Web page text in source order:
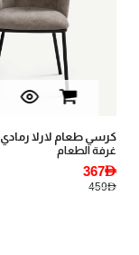
كرسي طعام لارلا رمادي
غرفة الطعام
367AED
459AED